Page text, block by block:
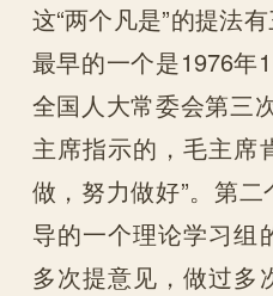
这“两个凡是”的提法
最早的一个是1976年
全国人大常委会第三
主席指示的，毛主席
做，努力做好”。第
导的一个理论学习组
多次提意见，做过多